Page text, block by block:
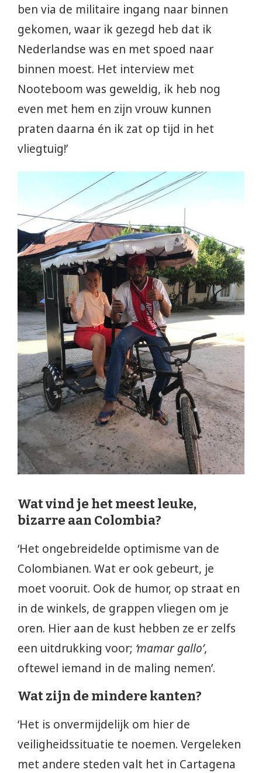
ben via de militaire ingang naar binnen
gekomen, waar ik gezegd heb dat ik
Nederlandse was en met spoed naar
binnen moest. Het interview met
Nooteboom was geweldig, ik heb nog
even met hem en zijn vrouw kunnen
praten daarna én ik zat op tijd in het
vliegtuig!’
Wat vind je het meest leuke,
bizarre aan Colombia?
‘Het ongebreidelde optimisme van de
Colombianen. Wat er ook gebeurt, je
moet vooruit. Ook de humor, op straat en
in de winkels, de grappen vliegen om je
oren. Hier aan de kust hebben ze er zelfs
een uitdrukking voor; ‘mamar gallo’,
oftewel iemand in de maling nemen’.
Wat zijn de mindere kanten?
‘Het is onvermijdelijk om hier de
veiligheidssituatie te noemen. Vergeleken
met andere steden valt het in Cartagena